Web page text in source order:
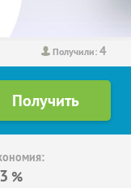
Получили:4
%